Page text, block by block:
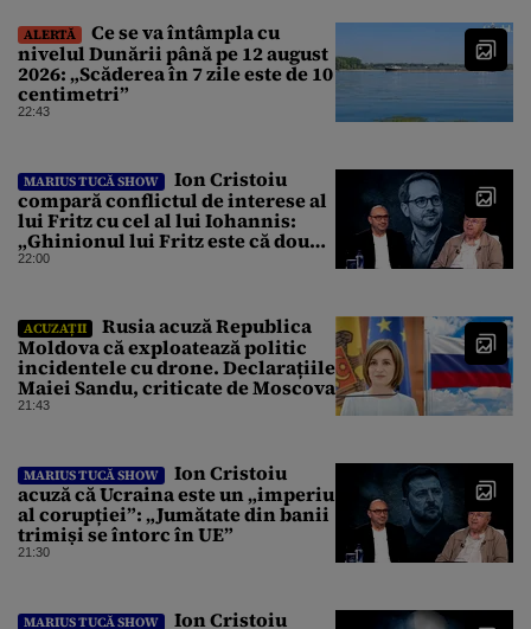
ALERTĂ
Ce se va întâmpla cu
nivelul Dunării până pe 12 august
2026: „Scăderea în 7 zile este de 10
centimetri”
22:43
MARIUS TUCĂ SHOW
Ion Cristoiu
compară conflictul de interese al
lui Fritz cu cel al lui Iohannis:
„Ghinionul lui Fritz este că două
instanțe l-au declarat
22:00
ACUZAȚII
Rusia acuză Republica
Moldova că exploatează politic
incidentele cu drone. Declarațiile
Maiei Sandu, criticate de Moscova
21:43
MARIUS TUCĂ SHOW
Ion Cristoiu
acuză că Ucraina este un „imperiu
al corupției”: „Jumătate din banii
trimiși se întorc în UE”
21:30
MARIUS TUCĂ SHOW
Ion Cristoiu